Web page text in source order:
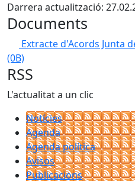
Darrera actualització:
Documents
Extracte d'Acords Junta
(0B)
RSS
L'actualitat a un clic
Notícies
Agenda
Agenda política
Avisos
Publicacions